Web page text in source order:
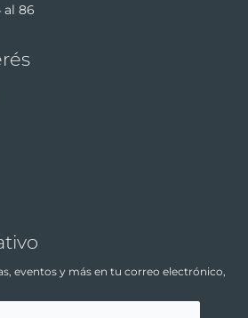
al 86
eventos y más en tu correo electrónico,